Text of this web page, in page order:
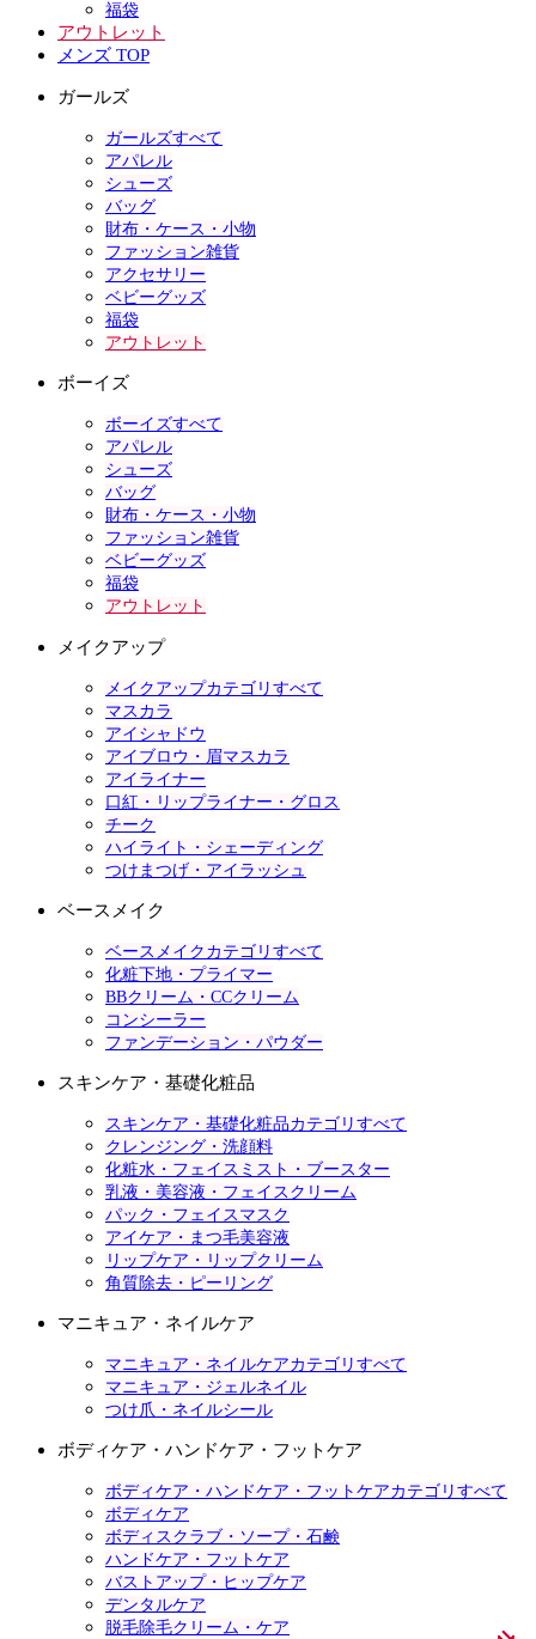
福袋
アウトレット
メンズ TOP
ガールズ
ガールズすべて
アパレル
シューズ
バッグ
財布・ケース・小物
ファッション雑貨
アクセサリー
ベビーグッズ
福袋
アウトレット
ボーイズ
ボーイズすべて
アパレル
シューズ
バッグ
財布・ケース・小物
ファッション雑貨
ベビーグッズ
福袋
アウトレット
メイクアップ
メイクアップカテゴリすべて
マスカラ
アイシャドウ
アイブロウ・眉マスカラ
アイライナー
口紅・リップライナー・グロス
チーク
ハイライト・シェーディング
つけまつげ・アイラッシュ
ベースメイク
ベースメイクカテゴリすべて
化粧下地・プライマー
BBクリーム・CCクリーム
コンシーラー
ファンデーション・パウダー
スキンケア・基礎化粧品
スキンケア・基礎化粧品カテゴリすべて
クレンジング・洗顔料
化粧水・フェイスミスト・ブースター
乳液・美容液・フェイスクリーム
パック・フェイスマスク
アイケア・まつ毛美容液
リップケア・リップクリーム
角質除去・ピーリング
マニキュア・ネイルケア
マニキュア・ネイルケアカテゴリすべて
マニキュア・ジェルネイル
つけ爪・ネイルシール
ボディケア・ハンドケア・フットケア
ボディケア・ハンドケア・フットケアカテゴリすべて
ボディケア
ボディスクラブ・ソープ・石鹸
ハンドケア・フットケア
バストアップ・ヒップケア
デンタルケア
脱毛除毛クリーム・ケア